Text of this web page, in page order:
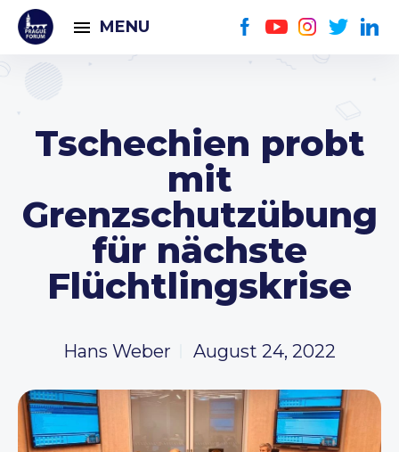
MENU
Tschechien probt
mit
Grenzschutzübung
für nächste
Flüchtlingskrise
Hans Weber August 24, 2022